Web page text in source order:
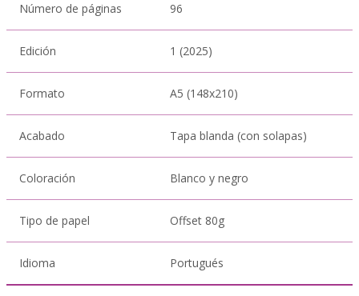
Número de páginas 96
Edición 1 (2025)
Formato A5 (148x210)
Acabado Tapa blanda (con solapas)
Coloración Blanco y negro
Tipo de papel Offset 80g
Idioma Portugués